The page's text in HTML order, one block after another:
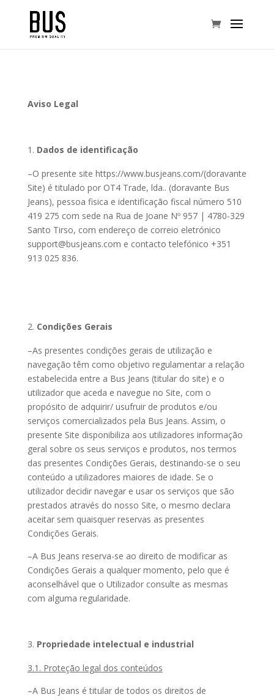
Aviso Legal
Dados de identificação
–O presente site https://www.busjeans.com/(doravante
Site) é titulado por OT4 Trade, lda.. (doravante Bus
Jeans), pessoa fisica e identificação fiscal número 510
419 275 com sede na Rua de Joane Nº 957 | 4780-329
Santo Tirso, com endereço de correio eletrónico
support@busjeans.com e contacto telefónico +351
913 025 836.
Condições Gerais
–As presentes condições gerais de utilização e
navegação têm como objetivo regulamentar a relação
estabelecida entre a Bus Jeans (titular do site) e o
utilizador que aceda e navegue no Site, com o
propósito de adquirir/ usufruir de produtos e/ou
serviços comercializados pela Bus Jeans. Assim, o
presente Site disponibiliza aos utilizadores informação
geral sobre os seus serviços e produtos, nos termos
das presentes Condições Gerais, destinando-se o seu
conteúdo a utilizadores maiores de idade. Se o
utilizador decidir navegar e usar os serviços que são
prestados através do nosso Site, o mesmo declara
aceitar sem quaisquer reservas as presentes
Condições Gerais.
–A Bus Jeans reserva-se ao direito de modificar as
Condições Gerais a qualquer momento, pelo que é
aconselhável que o Utilizador consulte as mesmas
com alguma regularidade.
Propriedade intelectual e industrial
3.1. Proteção legal dos conteúdos
–A Bus Jeans é titular de todos os direitos de